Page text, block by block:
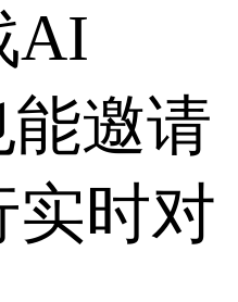
AI
能邀请
实时对